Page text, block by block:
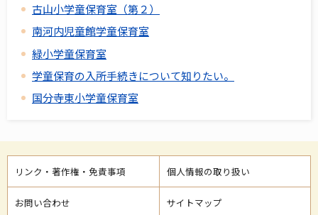
古山小学童保育室（第２）
南河内児童館学童保育室
緑小学童保育室
学童保育の入所手続きについて知りたい。
国分寺東小学童保育室
リンク・著作権・免責事項 個人情報の取り扱い
お問い合わせ サイトマップ